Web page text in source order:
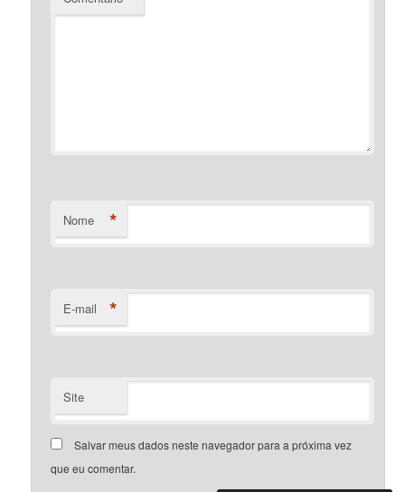
Nome *
E-mail *
Site
Salvar meus dados neste navegador para a próxima vez
que eu comentar.